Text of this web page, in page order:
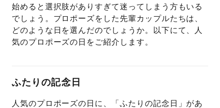
始めると選択肢がありすぎて迷ってしまう方もいる
でしょう。プロポーズをした先輩カップルたちは、
どのような日を選んだのでしょうか。以下にて、人
気のプロポーズの日をご紹介します。
ふたりの記念日
人気のプロポーズの日に、「ふたりの記念日」があ